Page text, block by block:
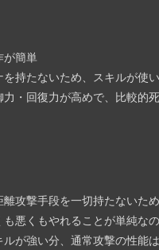
が簡単
を持たないため、スキルが使
力・回復力が高めで、比較的
離攻撃手段を一切持たないた
も悪くもやれることが単純な
ルが強い分、通常攻撃の性能